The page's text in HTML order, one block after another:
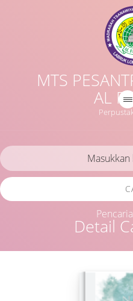
MTS
AL
Detail